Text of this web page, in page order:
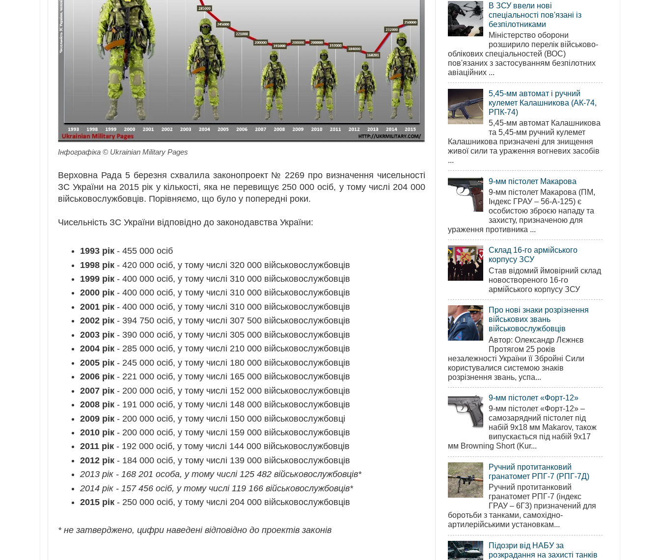
Інфографіка © Ukrainian Military Pages
Верховна Рада 5 березня схвалила законопроект № 2269 про визначення чисельності
ЗС України на 2015 рік у кількості, яка не перевищує 250 000 осіб, у тому числі 204 000
військовослужбовців. Порівняємо, що було у попередні роки.
Чисельність ЗС України відповідно до законодавства України:
1993 рік- 455 000 осіб
1998 рік- 420 000 осіб, у тому числі 320 000 військовослужбовців
1999 рік- 400 000 осіб, у тому числі 310 000 військовослужбовців
2000 рік- 400 000 осіб, у тому числі 310 000 військовослужбовців
2001 рік- 400 000 осіб, у тому числі 310 000 військовослужбовців
2002 рік- 394 750 осіб, у тому числі 307 500 військовослужбовців
2003 рік- 390 000 осіб, у тому числі 305 000 військовослужбовців
2004 рік- 285 000 осіб, у тому числі 210 000 військовослужбовців
2005 рік- 245 000 осіб, у тому числі 180 000 військовослужбовців
2006 рік- 221 000 осіб, у тому числі 165 000 військовослужбовців
2007 рік- 200 000 осіб, у тому числі 152 000 військовослужбовців
2008 рік- 191 000 осіб, у тому числі 148 000 військовослужбовців
2009 рік- 200 000 осіб, у тому числі 150 000 військовослужбовці
2010 рік- 200 000 осіб, у тому числі 159 000 військовослужбовців
2011 рік- 192 000 осіб, у тому числі 144 000 військовослужбовців
2012 рік- 184 000 осіб, у тому числі 139 000 військовослужбовців
2013 рік - 168 201 особа, у тому числі 125 482 військовослужбовців*
2014 рік - 157 456 осіб, у тому числі 119 166 військовослужбовців*
2015 рік- 250 000 осіб, у тому числі 204 000 військовослужбовців
* не затверджено, цифри наведені відповідно до проектів законів
В ЗСУ ввели нові
спеціальності пов'язані із
безпілотниками
Міністерство оборони
розширило перелік військово-
облікових спеціальностей (ВОС)
пов'язаних з застосуванням безпілотних
авіаційних ...
5,45-мм автомат і ручний
кулемет Калашникова (АК-74,
РПК-74)
5,45-мм автомат Калашникова
та 5,45-мм ручний кулемет
Калашникова призначені для знищення
живої сили та ураження вогневих засобів
...
9-мм пістолет Макарова
9-мм пістолет Макарова (ПМ,
Індекс ГРАУ – 56-А-125) є
особистою зброєю нападу та
захисту, призначеною для
ураження противника ...
Склад 16-го армійського
корпусу ЗСУ
Став відомий ймовірний склад
новоствореного 16-го
армійського корпусу ЗСУ
Про нові знаки розрізнення
військових звань
військовослужбовців
Автор: Олександр Лєжнєв
Протягом 25 років
незалежності України її Збройні Сили
користувалися системою знаків
розрізнення звань, успа...
9-мм пістолет «Форт-12»
9-мм пістолет «Форт-12» –
самозарядний пістолет під
набій 9х18 мм Makarov, також
випускається під набій 9х17
мм Browning Short (Kur...
Ручний протитанковий
гранатомет РПГ-7 (РПГ-7Д)
Ручний протитанковий
гранатомет РПГ-7 (індекс
ГРАУ – 6Г3) призначений для
боротьби з танками, самохідно-
артилерійськими установкам...
Підозри від НАБУ за
розкрадання на захисті танків